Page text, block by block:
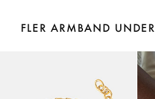
FLER ARMBAND